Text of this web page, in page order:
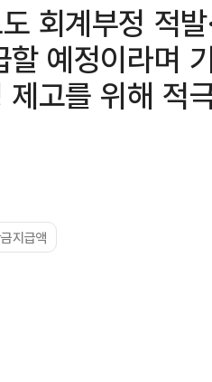
회계부정 적
예정이라며
제고를 위해 적
지급액